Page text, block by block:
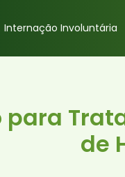
Internação Involuntária
de